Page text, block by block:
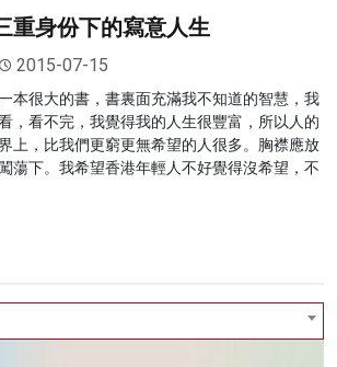
重身份下的寫意人生
2015-07-15
本很大的書，書裏面充滿我不知道的智慧，我
，看不完，我覺得我的人生很豐富，所以人的
上，比我們更窮更無希望的人很多。胸襟應放
蕩下。我希望香港年輕人不好覺得沒希望，不